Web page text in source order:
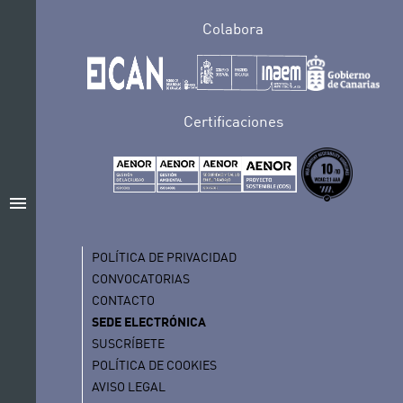
menu
Colabora
Certificaciones
POLÍTICA DE PRIVACIDAD
CONVOCATORIAS
CONTACTO
SEDE ELECTRÓNICA
SUSCRÍBETE
POLÍTICA DE COOKIES
AVISO LEGAL